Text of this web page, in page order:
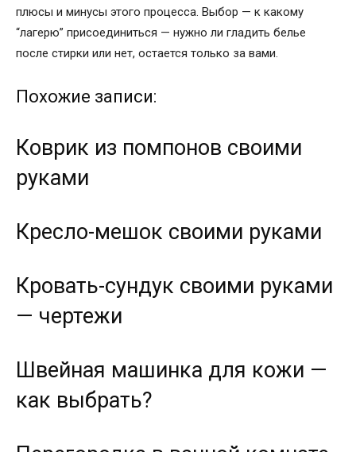
плюсы и минусы этого процесса. Выбор — к какому
“лагерю” присоединиться — нужно ли гладить белье
после стирки или нет, остается только за вами.
Похожие записи:
Коврик из помпонов своими
руками
Кресло-мешок своими руками
Кровать-сундук своими руками
— чертежи
Швейная машинка для кожи —
как выбрать?